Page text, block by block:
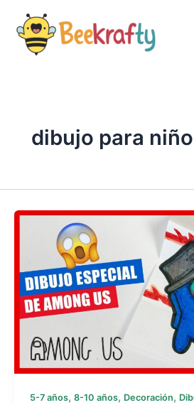
contenido
dibujo para
5-7 años, 8-10 años, Decoración,